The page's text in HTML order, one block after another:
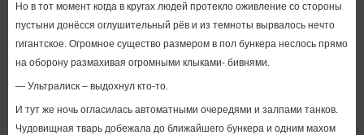
Но в тот момент когда в кругах людей протекло оживление со стороны
пустыни донёсся оглушительный рёв и из темноты вырвалось нечто
гигантское. Огромное существо размером в пол бункера неслось прямо
на оборону размахивая огромными клыками- бивнями.
— Ультралиск – выдохнул кто-то.
И тут же ночь огласилась автоматными очередями и залпами танков.
Чудовищная тварь добежала до ближайшего бункера и одним махом